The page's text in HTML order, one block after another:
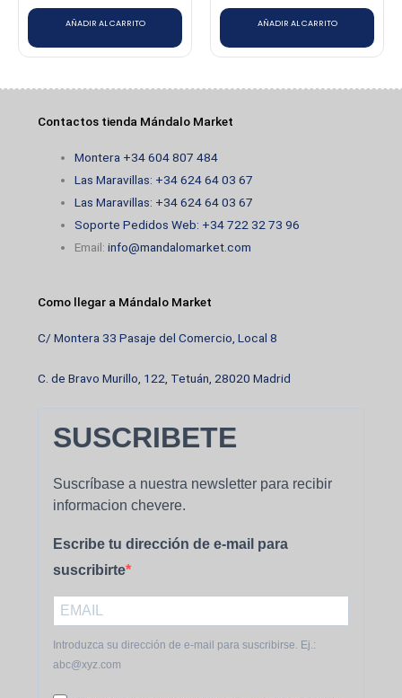
Valorado
GONZALEZ
Valorado
con5de 5
Anónimo 23/11/2022
Valorado
Yoselyn Briceño Pajnic
Valorado
con5de 5
NEUDYS FLAVIA
comer jamón.,sabroso como siempre
Luis Marquez 02/01/2023
con
Pablo C.
AÑADIR AL CARRITO AÑADIR AL CARRITO
Contactos tienda Mándalo Market
Montera +34 604 807 484
Las Maravillas: +34 624 64 03 67
Las Maravillas: +34 624 64 03 67
Soporte Pedidos Web: +34 722 32 73 96
Email:info@mandalomarket.com
Como llegar a Mándalo Market
C/ Montera 33 Pasaje del Comercio, Local 8
C. de Bravo Murillo, 122, Tetuán, 28020 Madrid
SUSCRIBETE
Suscríbase a nuestra newsletter para recibir
informacion chevere.
Escribe tu dirección de e-mail para
suscribirte
Introduzca su dirección de e-mail para suscribirse. Ej.:
abc@xyz.com